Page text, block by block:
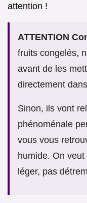
attention !
ATTENTION
fruits congelés,
avant de les
directement
Sinon, ils vont
phénoménale
vous vous
humide. On
léger, pas